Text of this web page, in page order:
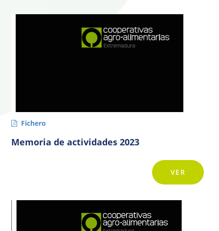
Fichero
Memoria de actividades 2023
VER